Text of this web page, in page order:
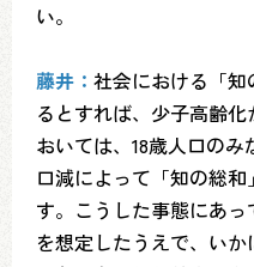
い。
藤井： 社会における「
るとすれば、少子高齢
おいては、18歳人口の
口減によって「知の総
す。こうした事態にあ
を想定したうえで、い